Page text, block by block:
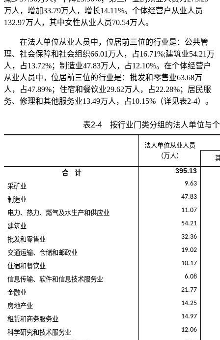
万人，增加33.79万人，增长14.11%。个体经营户从业人员
132.97万人，其中女性从业人员70.54万人。
在法人单位从业人员中，位居前三位的行业是：公共管
理、社会保障和社会组织66.01万人，占16.71%;建筑业54.21万
人，占13.72%；制造业47.83万人，占12.10%。在个体经营户
从业人员中，位居前三位的行业是：批发和零售业63.68万
人，占47.89%；住宿和餐饮业29.62万人，占22.28%；居民服
务、修理和其他服务业13.49万人，占10.15%（详见表2-4）。
表2-4 按行业门类分组的法人单位与
法人单位从业人员
（万人）
合 计
395.13
采矿业 9.63
制造业 47.83
电力、热力、燃气及水生产和供应业 11.07
建筑业 54.21
批发和零售业 32.36
交通运输、仓储和邮政业 19.02
住宿和餐饮业 10.17
信息传输、软件和信息技术服务业 6.08
金融业 21.77
房地产业 14.25
租赁和商务服务业 14.97
科学研究和技术服务业 12.06